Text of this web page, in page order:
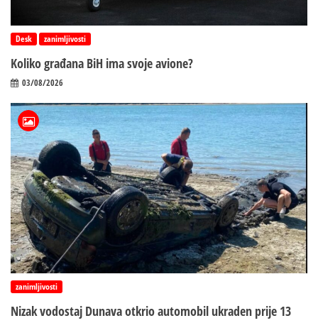
Desk zanimljivosti
Koliko građana BiH ima svoje avione?
03/08/2026
zanimljivosti
Nizak vodostaj Dunava otkrio automobil ukraden prije 13